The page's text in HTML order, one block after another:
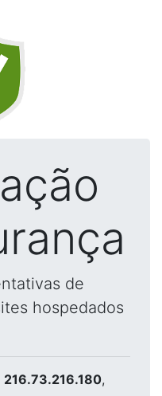
de
hospedados
216.73.216.180,